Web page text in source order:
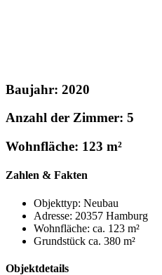
Baujahr: 2020
Anzahl der Zimmer: 5
Wohnfläche: 123 m²
Zahlen & Fakten
Objekttyp: Neubau
Adresse: 20357 Hamburg
Wohnfläche: ca. 123 m²
Grund­stück ca. 380 m²
Objektdetails